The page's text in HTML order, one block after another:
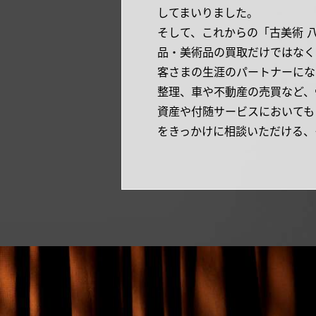
してまいりました。
そして、これからの「古美術
品・美術品の買取だけではな
客さまの生涯のパートナーに
整理、車や不動産の売買など
資産や付随サービスにおいて
をきっかけに相談いただける